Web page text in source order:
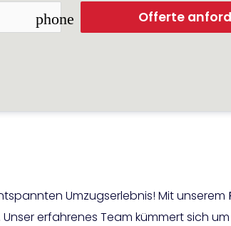
phone Offerte
Umzugserlebnis! Mit unserem
erfahrenes Team kümmert sich